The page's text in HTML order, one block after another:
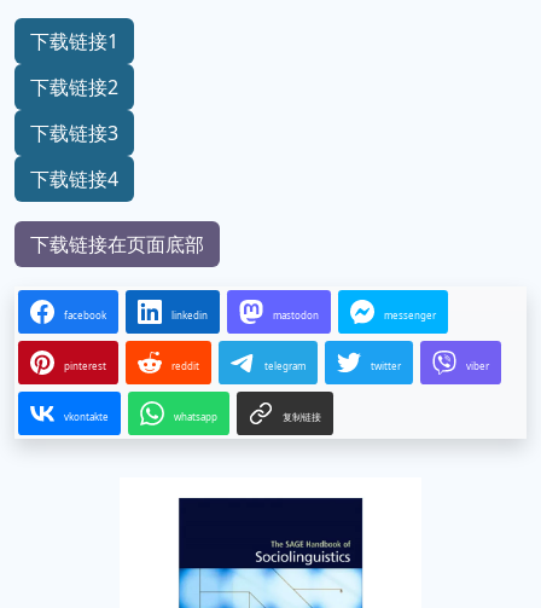
下载链接1
下载链接2
下载链接3
下载链接4
下载链接在页面底部
facebook linkedin mastodon messenger
pinterest reddit telegram twitter viber
vkontakte whatsapp 复制链接